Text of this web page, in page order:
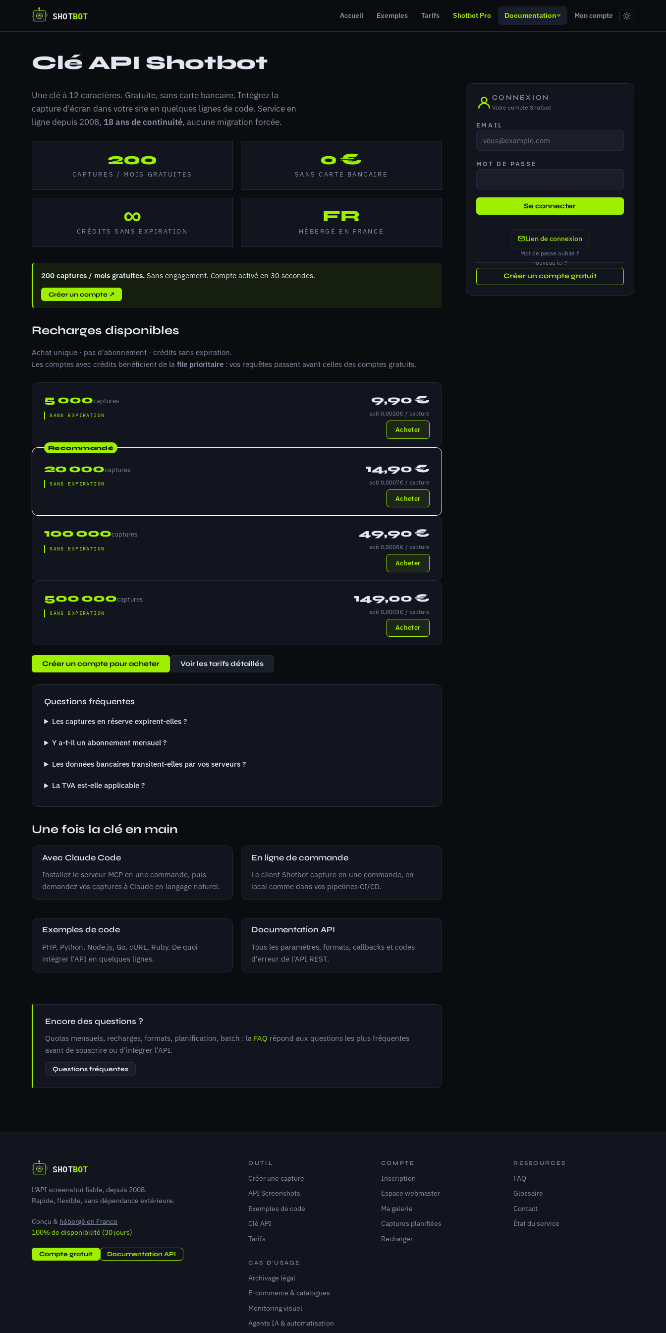
Accueil Exemples Tarifs Shotbot Pro Documentation Mon compte
Clé API Shotbot
Une clé à 12 caractères. Gratuite, sans carte bancaire. Intégrez la
capture d'écran dans votre site en quelques lignes de code. Service en
ligne depuis 2008, 18 ans de continuité, aucune migration forcée.
200
CAPTURES / MOIS GRATUITES
0 €
SANS CARTE BANCAIRE
∞
CRÉDITS SANS EXPIRATION
FR
HÉBERGÉ EN FRANCE
200 captures / mois gratuites. Sans engagement. Compte activé en 30 secondes.
Créer un compte ↗
Recharges disponibles
Achat unique · pas d'abonnement · crédits sans expiration.
Les comptes avec crédits bénéficient de lafile prioritaire : vos requêtes passent avant celles des comptes gratuits.
5 000captures
SANS EXPIRATION
9,90 €
soit 0,0020 € / capture
Acheter
Recommandé
20 000captures
SANS EXPIRATION
14,90 €
soit 0,0007 € / capture
Acheter
100 000captures
SANS EXPIRATION
49,90 €
soit 0,0005 € / capture
Acheter
500 000captures
SANS EXPIRATION
149,00 €
soit 0,0003 € / capture
Acheter
Créer un compte pour acheter Voir les tarifs détaillés
Questions fréquentes
Les captures en réserve expirent-elles ?
Y a-t-il un abonnement mensuel ?
Les données bancaires transitent-elles par vos serveurs ?
La TVA est-elle applicable ?
Une fois la clé en main
Avec Claude Code
Installez le serveur MCP en une commande, puis
demandez vos captures à Claude en langage naturel.
En ligne de commande
Le client Shotbot capture en une commande, en
local comme dans vos pipelines CI/CD.
Exemples de code
PHP, Python, Node.js, Go, cURL, Ruby. De quoi
intégrer l'API en quelques lignes.
Documentation API
Tous les paramètres, formats, callbacks et codes
d'erreur de l'API REST.
Encore des questions ?
Quotas mensuels, recharges, formats, planification, batch : la FAQ répond aux questions les plus fréquentes
avant de souscrire ou d'intégrer l'API.
Questions fréquentes
CONNEXION
Votre compte Shotbot
EMAIL
MOT DE PASSE
Se connecter
Lien de connexion
Mot de passe oublié ?
nouveau ici ?
Créer un compte gratuit
L'API screenshot fiable, depuis 2008.
Rapide, flexible, sans dépendance extérieure.
Conçu & hébergé en France
100% de disponibilité (30 jours)
Compte gratuit Documentation API
OUTIL
Créer une capture
API Screenshots
Exemples de code
Clé API
Tarifs
COMPTE
Inscription
Espace webmaster
Ma galerie
Captures planifiées
Recharger
RESSOURCES
FAQ
Glossaire
Contact
État du service
CAS D'USAGE
Archivage légal
E-commerce & catalogues
Monitoring visuel
Agents IA & automatisation